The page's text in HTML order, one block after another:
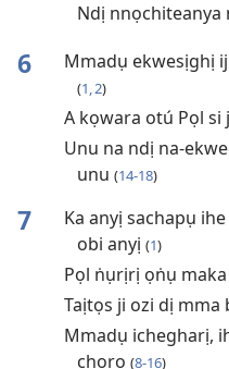
Ndị nnọchiteanya
6 Mmadụ ekwesịghị
(1, 2)
A kọwara otú Pọl si
Unu na ndị na-
unu (14-18)
7
Ka anyị sachapụ
obi anyị (1)
Pọl ṅụrịrị ọṅụ
Taịtọs ji ozi dị mma
Mmadụ ichegharị,
chọrọ (8-16)